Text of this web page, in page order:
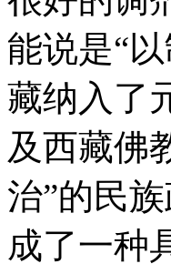
能说是“
藏纳入了
及西藏佛
治”的民
成了一种